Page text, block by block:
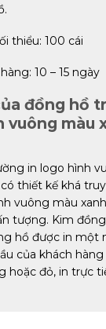
thiểu: 100 cái
10 – 15 ngày
đồng hồ
vuông màu
in logo hình
thiết kế khá
vuông màu
tượng. Kim
hồ được in một
của khách
hoặc đỏ, in trực